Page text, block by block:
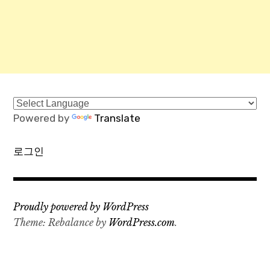
Powered by Translate
로그인
Proudly powered by WordPress
Theme: Rebalance by WordPress.com.